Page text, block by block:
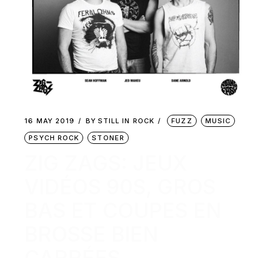
16 MAY 2019 BY STILL IN ROCK FUZZ
MUSIC
PSYCH ROCK
STONER